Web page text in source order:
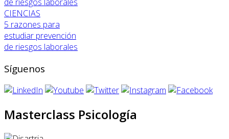
CIENCIAS
5 razones para
estudiar prevención
de riesgos laborales
Síguenos
Masterclass Psicología